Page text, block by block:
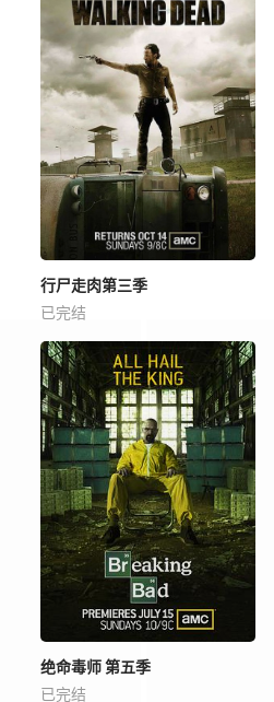
行尸走肉第三季
已完结
绝命毒师 第五季
已完结